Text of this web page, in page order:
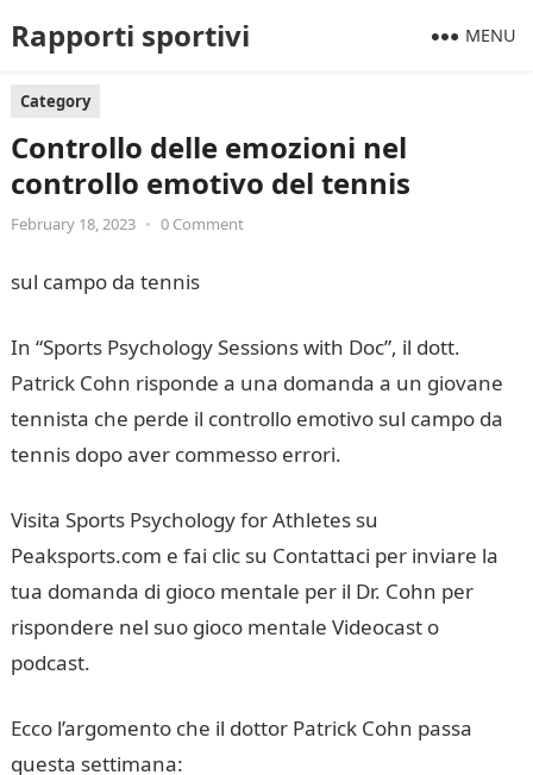
Rapporti sportivi MENU
Category
Controllo delle emozioni nel
controllo emotivo del tennis
February 18, 2023 • 0 Comment
sul campo da tennis
In “Sports Psychology Sessions with Doc”, il dott.
Patrick Cohn risponde a una domanda a un giovane
tennista che perde il controllo emotivo sul campo da
tennis dopo aver commesso errori.
Visita Sports Psychology for Athletes su
Peaksports.com e fai clic su Contattaci per inviare la
tua domanda di gioco mentale per il Dr. Cohn per
rispondere nel suo gioco mentale Videocast o
podcast.
Ecco l’argomento che il dottor Patrick Cohn passa
questa settimana: